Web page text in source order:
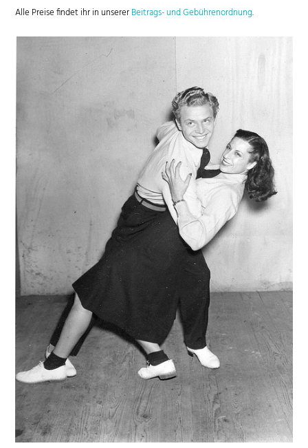
Alle Preise findet ihr in unsererBeitrags- und Gebührenordnung.